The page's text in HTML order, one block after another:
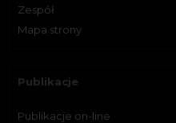
Zespół
Mapa strony
Publikacje
Publikacje on-line